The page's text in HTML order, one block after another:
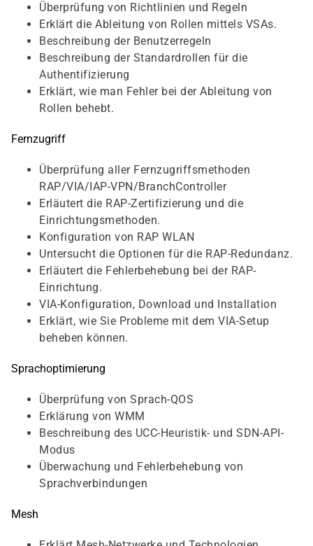
Überprüfung von Richtlinien und Regeln
Erklärt die Ableitung von Rollen mittels VSAs.
Beschreibung der Benutzerregeln
Beschreibung der Standardrollen für die
Authentifizierung
Erklärt, wie man Fehler bei der Ableitung von
Rollen behebt.
Fernzugriff
Überprüfung aller Fernzugriffsmethoden
RAP/VIA/IAP-VPN/BranchController
Erläutert die RAP-Zertifizierung und die
Einrichtungsmethoden.
Konfiguration von RAP WLAN
Untersucht die Optionen für die RAP-Redundanz.
Erläutert die Fehlerbehebung bei der RAP-
Einrichtung.
VIA-Konfiguration, Download und Installation
Erklärt, wie Sie Probleme mit dem VIA-Setup
beheben können.
Sprachoptimierung
Überprüfung von Sprach-QOS
Erklärung von WMM
Beschreibung des UCC-Heuristik- und SDN-API-
Modus
Überwachung und Fehlerbehebung von
Sprachverbindungen
Mesh